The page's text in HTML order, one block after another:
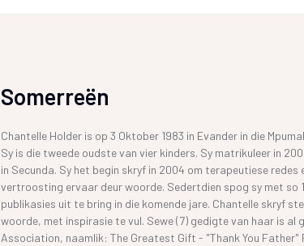
Somerreën
Chantelle Holder is op 3 Oktober 1983 in Evander in die
Sy is die tweede oudste van vier kinders. Sy matrikuleer in
in Secunda. Sy het begin skryf in 2004 om terapeutiese
vertroosting ervaar deur woorde. Sedertdien spog sy met so
publikasies uit te bring in die komende jare. Chantelle skryf
woorde, met inspirasie te vul. Sewe (7) gedigte van haar is al
Association, naamlik: The Greatest Gift - "Thank You Father"